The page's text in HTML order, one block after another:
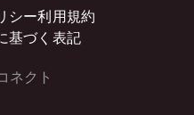
シー利用規約
基づく表記
ネクト